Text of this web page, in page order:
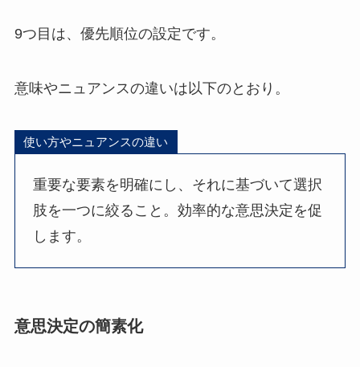
9つ目は、優先順位の設定です。
意味やニュアンスの違いは以下のとおり。
使い方やニュアンスの違い
重要な要素を明確にし、それに基づいて選択
肢を一つに絞ること。効率的な意思決定を促
します。
意思決定の簡素化